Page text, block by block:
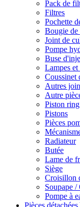
Pack de
Filtres
Pochette
Bougie de
Joint de
Pompe
Buse
Lampes et
Coussinet
Autres
Autre
Piston ring
Pistons
Pièces
Radiateur
Butée
Lame de
Siège
Croisillon
Soupape /
Pompe à
Pièces